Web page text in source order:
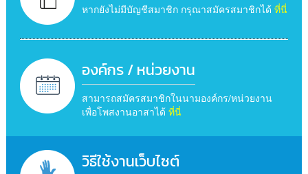
หากยังไม่มีบัญชีสมาชิก กรุณาสมัครสมาชิกได้ ที่นี่
องค์กร / หน่วยงาน
สามารถสมัครสมาชิกในนามองค์กร/หน่วยงาน
เพื่อโพสงานอาสาได้ ที่นี่
วิธีใช้งานเว็บไซต์